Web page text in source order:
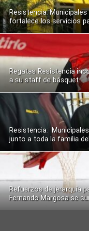
Resistencia:
fortalece los servicios
Regatas Resistencia
a su staff de básquet
Resistencia:
junto a toda la familia
Refuerzos de jerarquía
Fernando Margosa se